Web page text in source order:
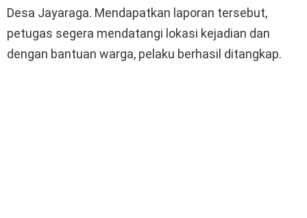
Desa Jayaraga. Mendapatkan laporan tersebut,
petugas segera mendatangi lokasi kejadian dan
dengan bantuan warga, pelaku berhasil ditangkap.